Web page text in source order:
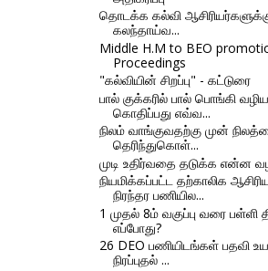
தொடக்க கல்வி
கலந்தாய்வ...
Middle H.M to BEO
Proceedings
"கல்வியின் சிறப்பு" - கட்டுரை
பால் குக்கரில் பால் பொங்கி
கொதிப்பது எவ்வ...
நிலம் வாங்குவதற்கு முன்
தெரிந்துகொள்...
முடி உதிர்வதை தடுக்க என்ன
நியமிக்கப்பட்ட தற்காலிக
நிரந்தர பணியில...
1 முதல் 8ம் வகுப்பு வரை பள்ளி
எப்போது?
26 DEO பணியிடங்கள் பதவி
நிரப்புதல் ...